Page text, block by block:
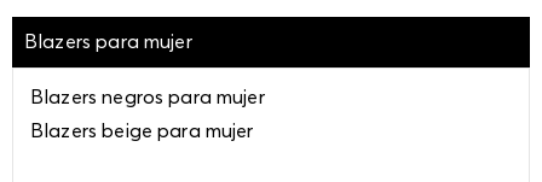
Blazers para mujer
Blazers negros para mujer
Blazers beige para mujer